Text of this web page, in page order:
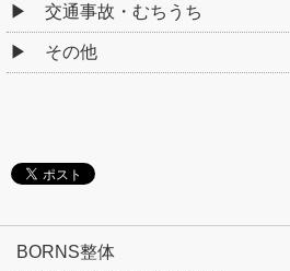
交通事故・むちうち
その他
BORNS整体